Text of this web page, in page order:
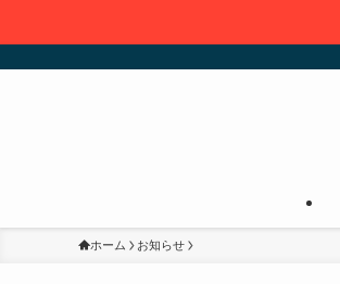
ホーム お知らせ